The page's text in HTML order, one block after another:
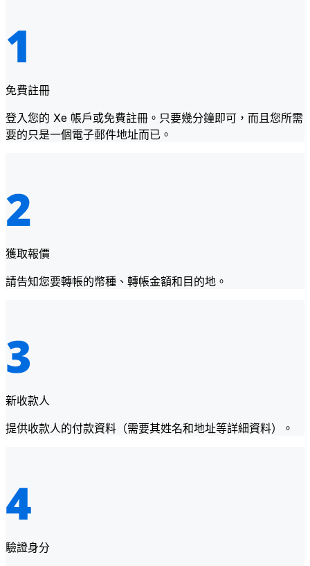
免費註冊
登入您的 Xe 帳戶或免費註冊。只要幾分鐘即可，而且您所需
要的只是一個電子郵件地址而已。
獲取報價
請告知您要轉帳的幣種、轉帳金額和目的地。
新收款人
提供收款人的付款資料（需要其姓名和地址等詳細資料）。
驗證身分